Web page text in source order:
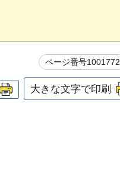
ページ番号1001772
大きな文字で印刷